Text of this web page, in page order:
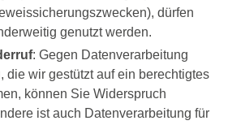
dürfen
genutzt werden.
: Gegen Datenverarbeitung
die wir gestützt auf ein berechtigtes
können Sie Widerspruch
ist auch Datenverarbeitung für